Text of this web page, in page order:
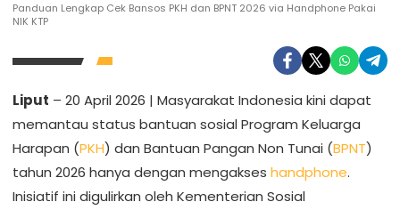
Panduan Lengkap Cek Bansos PKH dan BPNT 2026 via Handphone Pakai
NIK KTP
Liput – 20 April 2026 | Masyarakat Indonesia kini dapat
memantau status bantuan sosial Program Keluarga
Harapan (PKH) dan Bantuan Pangan Non Tunai (BPNT)
tahun 2026 hanya dengan mengakses handphone.
Inisiatif ini digulirkan oleh Kementerian Sosial